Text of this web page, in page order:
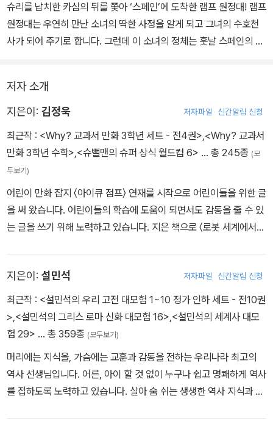
슈리를 납치한 카심의 뒤를 쫓아 ‘스페인’에 도착한 램프 원정대! 램프
원정대는 우연히 만난 소녀의 딱한 사정을 알게 되고 그녀의 수호천
사가 되어 주기로 합니다. 그런데 이 소녀의 정체는 훗날 스페인의 첫
대는 마법의 힘을 강해지게 해 주는 ‘고대 물건’의 존재를 알게 되고,
이 고대 물건이 이사벨과 관련이 있다는 것을 깨닫는데요. 이에 고대
록 돕기로 합니다. 과연 이사벨과 램프 원정대 앞에는 어떤 모험이 펼
쳐질까요?
저자 소개
지은이: 김정욱 저자파일 신간알림 신청
최근작 : <Why? 교과서 만화 3학년 세트 - 전4권>,<Why? 교과서
만화 3학년 수학>,<슈뻘맨의 슈퍼 상식 월드컵 6> … 총 245종 (모
두보기)
어린이 만화 잡지 〈아이큐 점프〉 연재를 시작으로 어린이들을 위한 글
을 써 왔습니다. 어린이들의 학습에 도움이 되면서도 감동을 줄 수 있
는 글을 쓰기 위해 노력하고 있습니다. 지은 책으로 〈로봇 세계에서
지은이: 설민석 저자파일 신간알림 신청
최근작 : <설민석의 우리 고전 대모험 1~10 정가 인하 세트 - 전10권
>,<설민석의 그리스 로마 신화 대모험 16>,<설민석의 세계사 대모
험 29> … 총 359종 (모두보기)
머리에는 지식을, 가슴에는 교훈과 감동을 전하는 우리나라 최고의
역사 선생님입니다. 어른, 아이 할 것 없이 누구나 쉽고 명쾌하게 역사
를 접하도록 노력하고 있습니다. 살아 숨 쉬는 생생한 역사 지식과 지